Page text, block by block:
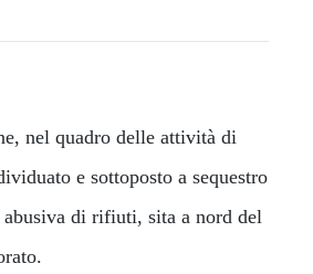
nel quadro delle attività di
e sottoposto a sequestro
abusiva di rifiuti, sita a nord del